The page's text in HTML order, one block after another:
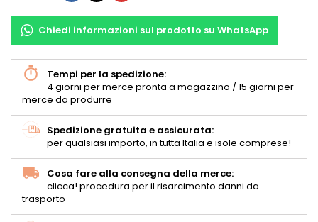
Chiedi informazioni sul prodotto su WhatsApp
Tempi per la spedizione:
4 giorni per merce pronta a magazzino / 15 giorni per
merce da produrre
Spedizione gratuita e assicurata:
per qualsiasi importo, in tutta Italia e isole comprese!
Cosa fare alla consegna della merce:
clicca! procedura per il risarcimento danni da
trasporto